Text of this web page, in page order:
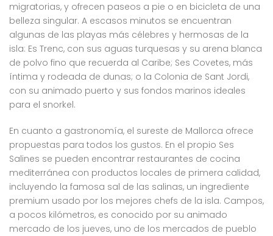
migratorias, y ofrecen paseos a pie o en bicicleta de una
belleza singular. A escasos minutos se encuentran
algunas de las playas más célebres y hermosas de la
isla: Es Trenc, con sus aguas turquesas y su arena blanca
de polvo fino que recuerda al Caribe; Ses Covetes, más
íntima y rodeada de dunas; o la Colonia de Sant Jordi,
con su animado puerto y sus fondos marinos ideales
para el snorkel.
En cuanto a gastronomía, el sureste de Mallorca ofrece
propuestas para todos los gustos. En el propio Ses
Salines se pueden encontrar restaurantes de cocina
mediterránea con productos locales de primera calidad,
incluyendo la famosa sal de las salinas, un ingrediente
premium usado por los mejores chefs de la isla. Campos,
a pocos kilómetros, es conocido por su animado
mercado de los jueves, uno de los mercados de pueblo